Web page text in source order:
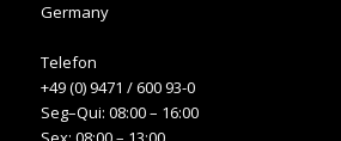
Germany
Telefon
+49 (0) 9471 / 600 93-0
Seg–Qui: 08:00 – 16:00